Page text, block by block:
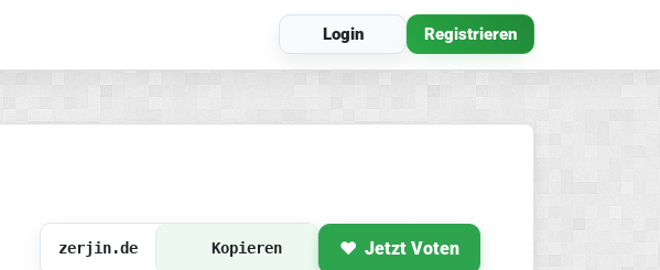
Login Registrieren
zerjin.de Kopieren Jetzt Voten